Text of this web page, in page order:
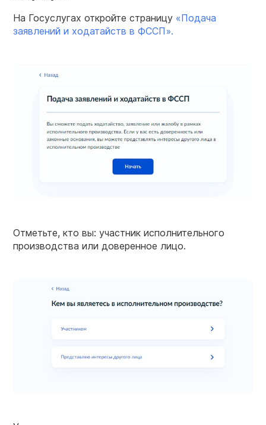
На Госуслугах откройте страницу «Подача
заявлений и ходатайств в ФССП».
Отметьте, кто вы: участник исполнительного
производства или доверенное лицо.